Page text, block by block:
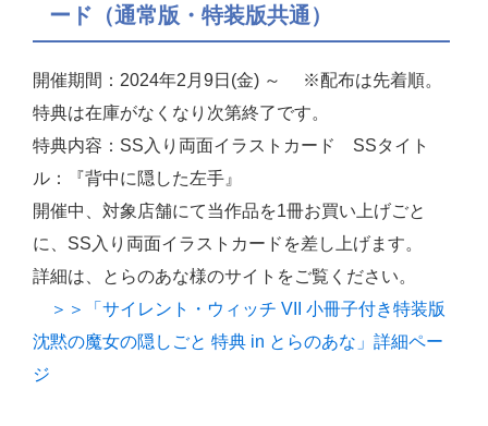
ード（通常版・特装版共通）
開催期間：2024年2月9日(金) ～ ※配布は先着順。
特典は在庫がなくなり次第終了です。
特典内容：SS入り両面イラストカード SSタイト
ル：『背中に隠した左手』
開催中、対象店舗にて当作品を1冊お買い上げごと
に、SS入り両面イラストカードを差し上げます。
詳細は、とらのあな様のサイトをご覧ください。
＞＞「サイレント・ウィッチ VII 小冊子付き特装版
沈黙の魔女の隠しごと 特典 in とらのあな」詳細ペー
ジ